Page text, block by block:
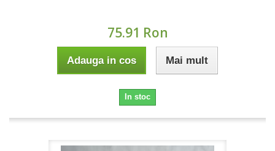
75.91 Ron
Adauga in cos Mai mult
In stoc